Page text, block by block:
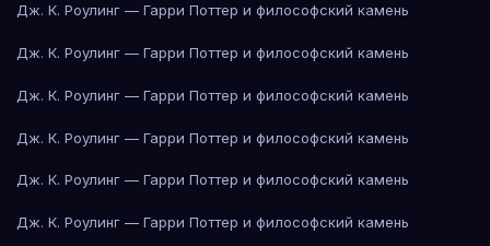
Дж. К. Роулинг — Гарри Поттер и философский камень
Дж. К. Роулинг — Гарри Поттер и философский камень
Дж. К. Роулинг — Гарри Поттер и философский камень
Дж. К. Роулинг — Гарри Поттер и философский камень
Дж. К. Роулинг — Гарри Поттер и философский камень
Дж. К. Роулинг — Гарри Поттер и философский камень